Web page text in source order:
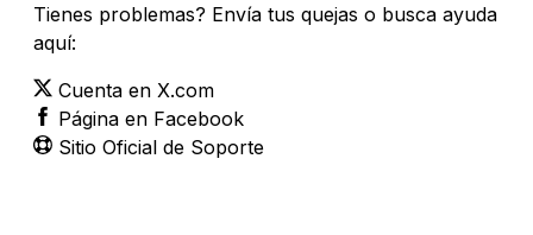
Tienes problemas? Envía tus quejas o busca ayuda
aquí:
Cuenta en X.com
Página en Facebook
Sitio Oficial de Soporte